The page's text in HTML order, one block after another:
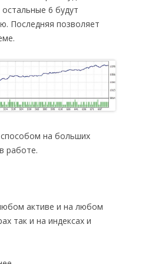
6 будут
Последняя позволяет
на больших
работе.
активе и на любом
так и на индексах и